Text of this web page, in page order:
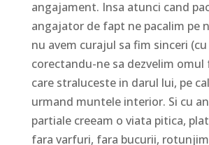
angajament. Insa atunci cand
angajator de fapt ne pacalim pe
nu avem curajul sa fim sinceri
corectandu-ne sa dezvelim omul
care straluceste in darul lui, pe
urmand muntele interior. Si cu
partiale creeam o viata pitica,
fara varfuri, fara bucurii,